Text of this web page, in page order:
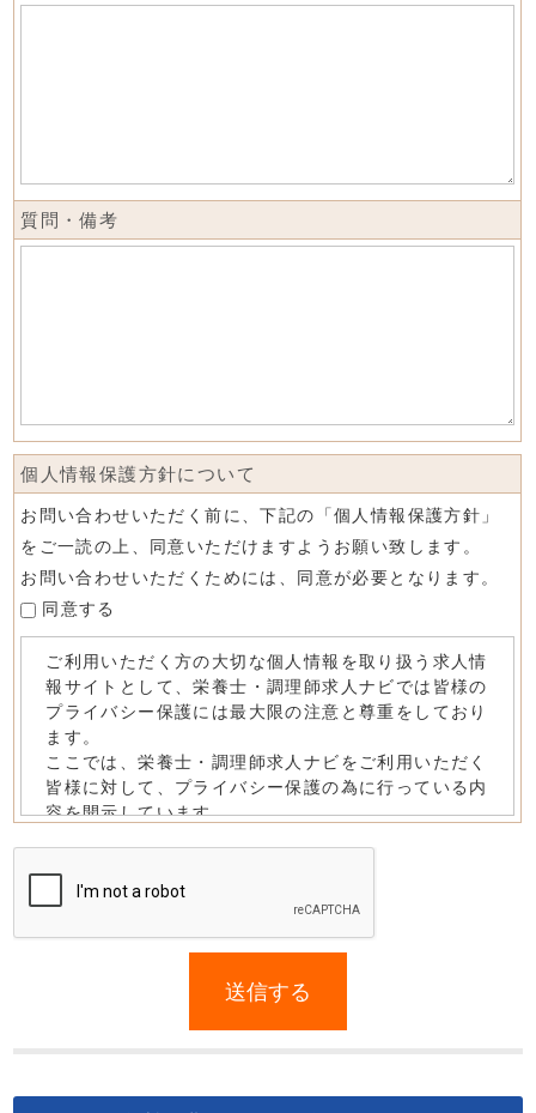
質問・備考
個人情報保護方針について
お問い合わせいただく前に、下記の「個人情報保護方針」
をご一読の上、同意いただけますようお願い致します。
お問い合わせいただくためには、同意が必要となります。
同意する
this
送信する